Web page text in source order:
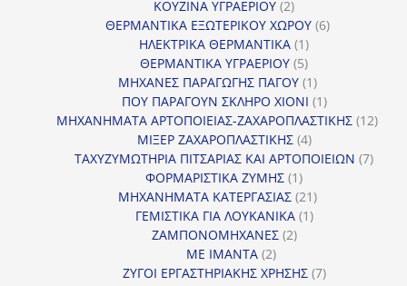
προϊόντα
ΚΟΥΖΙΝΑ ΥΓΡΑΕΡΙΟΥ 22
προϊόντα
ΘΕΡΜΑΝΤΙΚΑ ΕΞΩΤΕΡΙΚΟΥ ΧΩΡΟΥ 66
ΗΛΕΚΤΡΙΚΑ ΘΕΡΜΑΝΤΙΚΑ 11
προϊόν
ΘΕΡΜΑΝΤΙΚΑ ΥΓΡΑΕΡΙΟΥ 55
προϊόντα
ΜΗΧΑΝΕΣ ΠΑΡΑΓΩΓΗΣ ΠΑΓΟΥ 11
προϊόν
ΠΟΥ ΠΑΡΑΓΟΥΝ ΣΚΛΗΡΟ ΧΙΟΝΙ 11
προϊόν
ΜΗΧΑΝΗΜΑΤΑ ΑΡΤΟΠΟΙΕΙΑΣ-ΖΑΧΑΡΟΠΛΑΣΤΙΚΗΣ 1212
ΜΙΞΕΡ ΖΑΧΑΡΟΠΛΑΣΤΙΚΗΣ 44
προϊόντα
ΤΑΧΥΖΥΜΩΤΗΡΙΑ ΠΙΤΣΑΡΙΑΣ ΚΑΙ ΑΡΤΟΠΟΙΕΙΩΝ 77
ΦΟΡΜΑΡΙΣΤΙΚΑ ΖΥΜΗΣ 11
προϊόν
ΜΗΧΑΝΗΜΑΤΑ ΚΑΤΕΡΓΑΣΙΑΣ 2121
προϊόντα
ΓΕΜΙΣΤΙΚΑ ΓΙΑ ΛΟΥΚΑΝΙΚΑ 11
ΖΑΜΠΟΝΟΜΗΧΑΝΕΣ 22
ΜΕ ΙΜΑΝΤΑ 22
προϊόντα
ΖΥΓΟΙ ΕΡΓΑΣΤΗΡΙΑΚΗΣ ΧΡΗΣΗΣ 77